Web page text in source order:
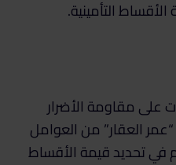
التأمينية.
على مقاومة الأضرار
العقار” من العوامل
في تحديد قيمة الأقساط